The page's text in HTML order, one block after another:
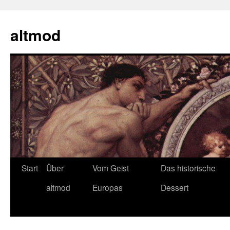
springen
altmod
Start
Über
altmod
Vom Geist
Europas
Das historische
Dessert